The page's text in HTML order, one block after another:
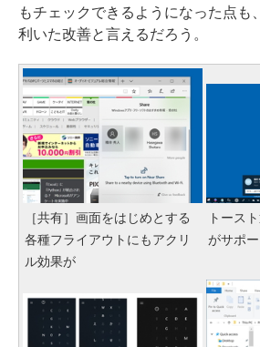
もチェックできるようになった点も
利いた改善と言えるだろう。
［共有］画面をはじめとする
各種フライアウトにもアクリ
ル効果が
トース
がサポ